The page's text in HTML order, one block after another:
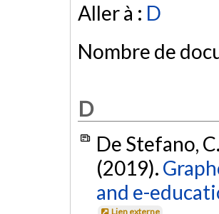
Aller à : D
Nombre de
D
De Stefano,
(2019).
and e-
Lien externe